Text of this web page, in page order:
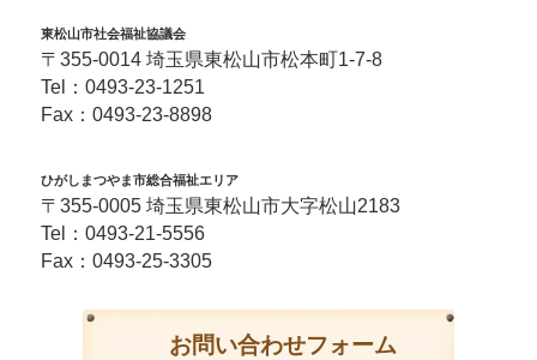
東松山市社会福祉協議会
〒355-0014 埼玉県東松山市松本町1-7-8
Tel： 0493-23-1251
Fax：0493-23-8898
ひがしまつやま市総合福祉エリア
〒355-0005 埼玉県東松山市大字松山2183
Tel： 0493-21-5556
Fax：0493-25-3305
お問い合わせフォーム